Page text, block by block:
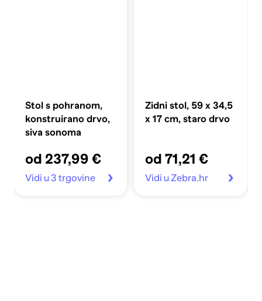
Stol s pohranom,
konstruirano drvo,
siva sonoma
od 237,99 €
Vidi u 3 trgovine
Zidni stol, 59 x 34,5
x 17 cm, staro drvo
od 71,21 €
Vidi u Zebra.hr